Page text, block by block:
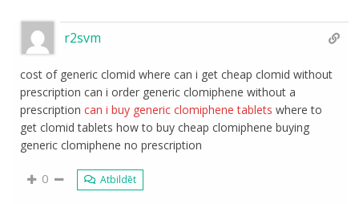
r2svm
cost of generic clomid where can i get cheap clomid without
prescription can i order generic clomiphene without a
prescriptioncan i buy generic clomiphene tablets where to
get clomid tablets how to buy cheap clomiphene buying
generic clomiphene no prescription
0 Atbildēt